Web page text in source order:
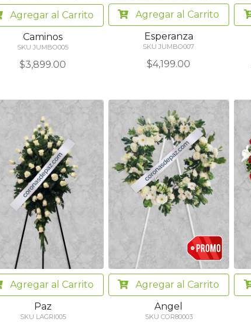
Agregar al Carrito
Caminos
SKU JUMBO005
$3,899.00
Agregaral Carrito
Esperanza
SKU JUMBO007
$4,199.00
Agregar al Carrito
Paz
SKU LAGRI005
Agregaral Carrito
Angel
SKU COR80003